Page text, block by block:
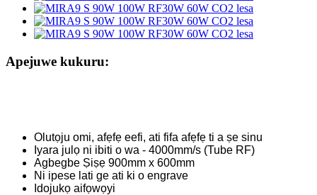
Apejuwe kukuru:
Olutọju omi, afẹfẹ eefi, ati fifa afẹfẹ ti a ṣe sinu
Iyara julọ ni ibiti o wa - 4000mm/s (Tube RF)
Agbegbe Ṣiṣẹ 900mm x 600mm
Ni ipese lati ge ati ki o engrave
Idojukọ aifọwọyi